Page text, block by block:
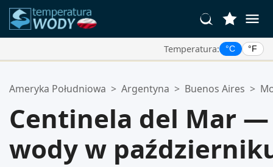
Temperatura: °C °F
Twoja lista ulubionych jest pusta.
Ameryka Południowa > Argentyna > Buenos Aires >
Centinela del Mar
wody w